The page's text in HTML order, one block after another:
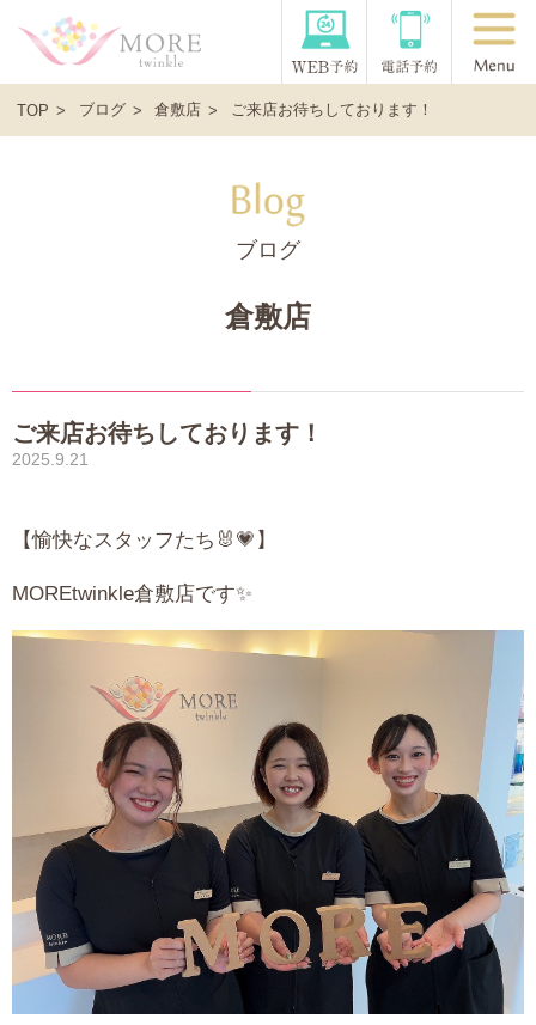
TOP ブログ 倉敷店 ご来店お待ちしております！
ブログ
倉敷店
ご来店お待ちしております！
2025.9.21
【愉快なスタッフたち🐰💗】
MOREtwinkle倉敷店です✨